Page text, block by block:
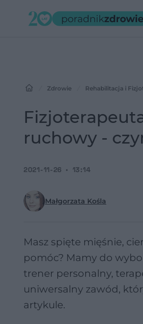
Zdrowie Rehabilitacja i
ruchowy -
Małgorzata Kośla
2021-11-26 13:14
Masz spięte mięśnie,
pomóc? Mamy do
trener personalny,
uniwersalny zawód,
artykule.